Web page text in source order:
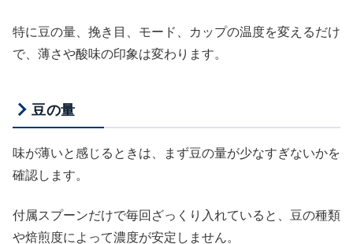
特に豆の量、挽き目、モード、カップの温度を変えるだけ
で、薄さや酸味の印象は変わります。
豆の量
味が薄いと感じるときは、まず豆の量が少なすぎないかを
確認します。
付属スプーンだけで毎回ざっくり入れていると、豆の種類
や焙煎度によって濃度が安定しません。